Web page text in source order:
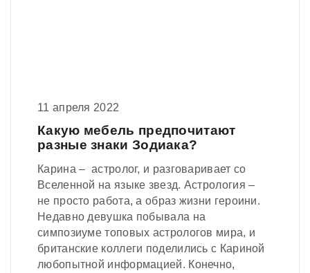
11 апреля 2022
Какую мебель предпочитают
разные знаки Зодиака?
Карина – астролог, и разговаривает со
Вселенной на языке звезд. Астрология –
не просто работа, а образ жизни героини.
Недавно девушка побывала на
симпозиуме топовых астрологов мира, и
британские коллеги поделились с Кариной
любопытной информацией. Конечно,